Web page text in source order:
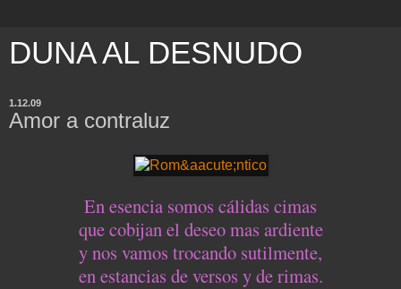
DUNA AL DESNUDO
1.12.09
Amor a contraluz
En esencia somos cálidas cimas
que cobijan el deseo mas ardiente
y nos vamos trocando sutilmente,
en estancias de versos y de rimas.